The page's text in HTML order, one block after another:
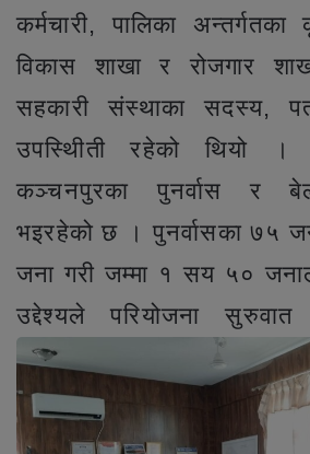
कर्मचारी, पालिका
विकास शाखा र रोजगार
सहकारी संस्थाका सदस्य,
उपस्थिीती रहेको थियो ।
कञ्चनपुरका पुनर्वास र
भइरहेको छ । पुनर्वासका ७५
जना गरी जम्मा १ सय ५०
उद्देश्यले परियोजना